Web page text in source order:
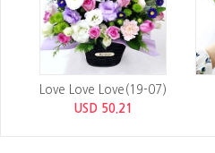
Love Love Love(19-07)
USD 50.21